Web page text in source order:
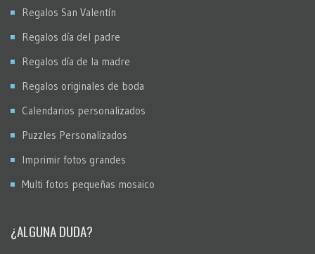
Regalos San Valentín
Regalos día del padre
Regalos día de la madre
Regalos originales de boda
Calendarios personalizados
Puzzles Personalizados
Imprimir fotos grandes
Multi fotos pequeñas mosaico
¿ALGUNA DUDA?